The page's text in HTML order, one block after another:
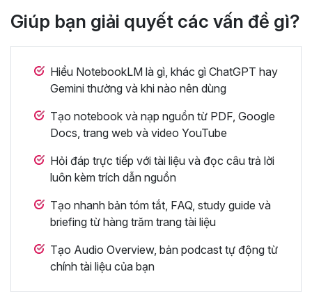
Giúp bạn giải quyết các vấn đề gì?
Hiểu NotebookLM là gì, khác gì ChatGPT hay
Gemini thường và khi nào nên dùng
Tạo notebook và nạp nguồn từ PDF, Google
Docs, trang web và video YouTube
Hỏi đáp trực tiếp với tài liệu và đọc câu trả lời
luôn kèm trích dẫn nguồn
Tạo nhanh bản tóm tắt, FAQ, study guide và
briefing từ hàng trăm trang tài liệu
Tạo Audio Overview, bản podcast tự động từ
chính tài liệu của bạn